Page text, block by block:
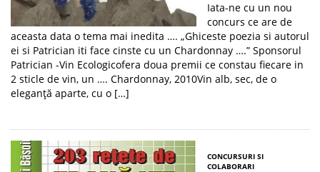
Iata-ne cu un nou
concurs ce are de
aceasta data o tema mai inedita …. „Ghiceste poezia si autorul
ei si Patrician iti face cinste cu un Chardonnay ….” Sponsorul
Patrician -Vin Ecologicofera doua premii ce constau fiecare in
2 sticle de vin, un …. Chardonnay, 2010Vin alb, sec, de o
eleganţă aparte, cu o […]
CONCURSURI SI
COLABORARI